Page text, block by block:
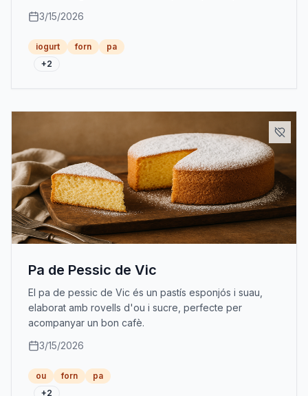
moment del dia.
3/15/2026
iogurt forn
pa
+2
Pa de Pessic de Vic
El pa de pessic de Vic és un pastís esponjós i suau,
elaborat amb rovells d'ou i sucre, perfecte per
acompanyar un bon cafè.
3/15/2026
ou forn
pa
+2